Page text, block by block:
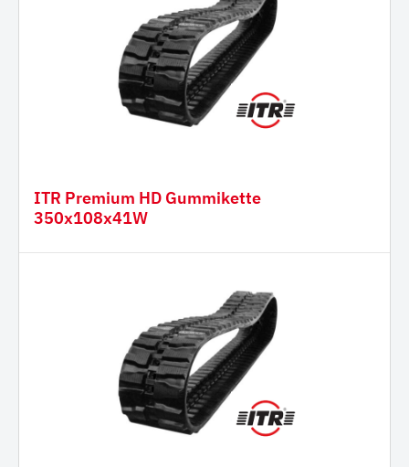
ITR Premium HD Gummikette
350x108x41W